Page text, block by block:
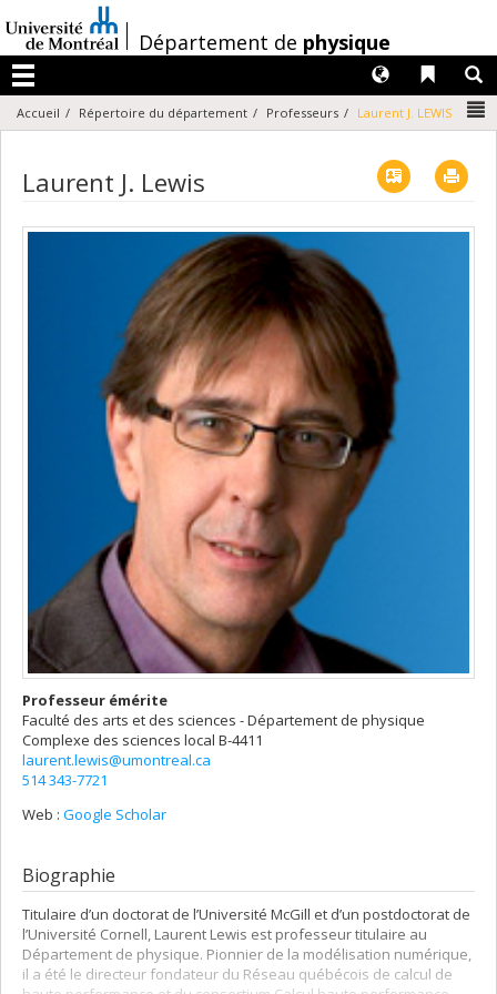
au
contenu
/Département de physique
Menu
Liens
Langues
Accueil Répertoire du département Professeurs Laurent J. LEWIS
Laurent J. Lewis Vcard
Professeur émérite
Faculté des arts et des sciences - Département de physique
Complexe des sciences local B-4411
laurent.lewis@umontreal.ca
514 343-7721
Web : Google Scholar
Biographie
Titulaire d’un doctorat de l’Université McGill et d’un postdoctorat de
l’Université Cornell, Laurent Lewis est professeur titulaire au
Département de physique. Pionnier de la modélisation numérique,
il a été le directeur fondateur du Réseau québécois de calcul de